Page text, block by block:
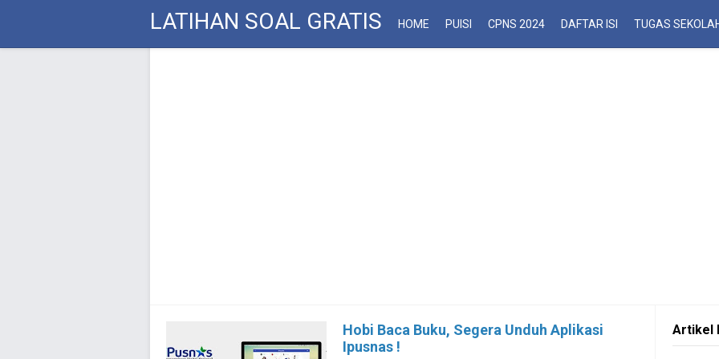
LATIHAN SOAL GRATIS HOME PUISI CPNS 2024 DAFTAR ISI TUGAS
Hobi Baca Buku, Segera Unduh Aplikasi
Ipusnas !
Artikel